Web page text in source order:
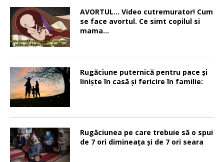
AVORTUL… Video cutremurator! Cum
se face avortul. Ce simt copilul si
mama…
Rugăciune puternică pentru pace şi
linişte în casă şi fericire în familie:
Rugăciunea pe care trebuie să o spui
de 7 ori dimineața și de 7 ori seara